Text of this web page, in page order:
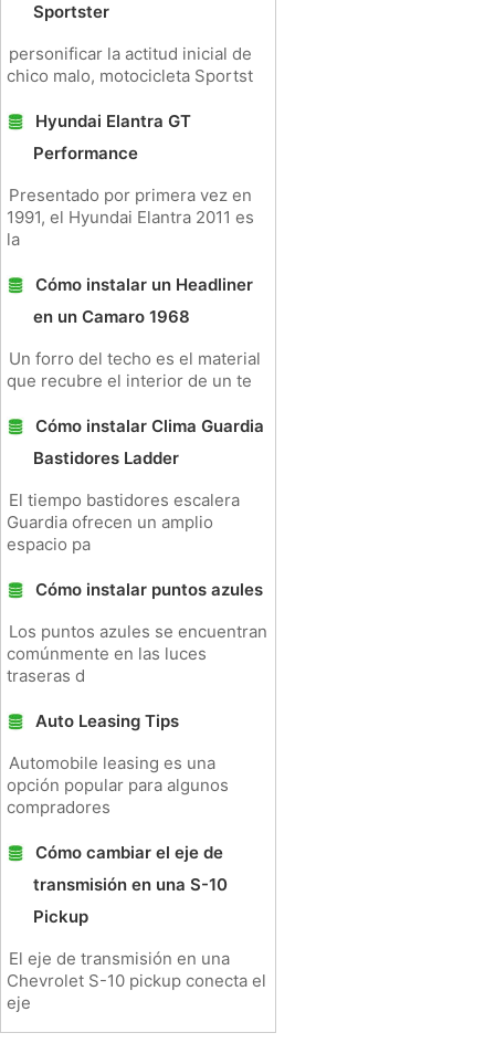
Sportster
personificar la actitud inicial de
chico malo, motocicleta Sportst
Hyundai Elantra GT
Performance
Presentado por primera vez en
1991, el Hyundai Elantra 2011 es
la
Cómo instalar un Headliner
en un Camaro 1968
Un forro del techo es el material
que recubre el interior de un te
Cómo instalar Clima Guardia
Bastidores Ladder
El tiempo bastidores escalera
Guardia ofrecen un amplio
espacio pa
Cómo instalar puntos azules
Los puntos azules se encuentran
comúnmente en las luces
traseras d
Auto Leasing Tips
Automobile leasing es una
opción popular para algunos
compradores
Cómo cambiar el eje de
transmisión en una S-10
Pickup
El eje de transmisión en una
Chevrolet S-10 pickup conecta el
eje